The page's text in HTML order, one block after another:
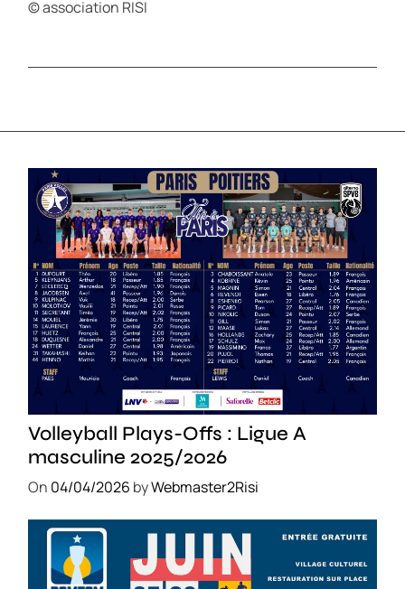
© association RISI
Volleyball Plays-Offs : Ligue A
masculine 2025/2026
On 04/04/2026 byWebmaster2Risi